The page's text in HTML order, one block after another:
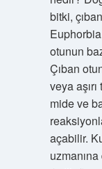
bitki,
otunun
Çıban
veya
mide ve
açabilir.
uzmanına